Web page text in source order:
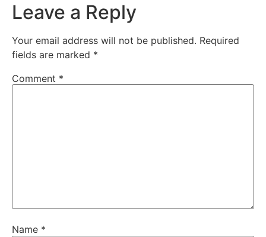
Leave a Reply
Your email address will not be published. Required
fields are marked *
Comment *
Name *